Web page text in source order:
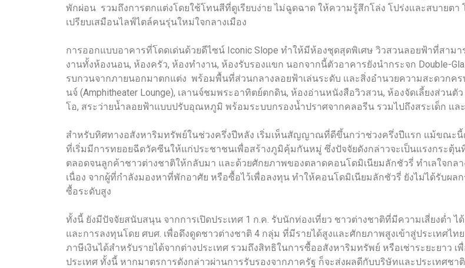
พักผ่อน รวมถึงการตกแต่งโดยใช้โทนสีที่ดูเรียบง่าย ไม่ฉูดฉาด ให้ความรู้สึกโล่ง โปร่งและสบายตา
เปรียบเสมือนไลฟ์ไตล์คนรุ่นใหม่ใจกลางเมือง
การออกแบบอาคารที่โดดเด่นด้วยดีไซน์ Iconic Slope ทำให้มีห้องชุดสุดพิเศษ วิวสวนลอยฟ้าที่สาม
งานทั้งห้องนอน, ห้องครัว, ห้องทำงาน, ห้องรับรองแขก นอกจากนี้ตัวอาคารยังนำกระจก Double-
รบกวนจากภายนอกมาตกแต่ง พร้อมพื้นที่ส่วนกลางลอยฟ้าเล่นระดับ และสิ่งอำนวยความสะดวกค
นจ์ (Amphitheater Lounge), เลานจ์ชมพระอาทิตย์ตกดิน, ห้องอ่านหนังสือวิวสวน, ห้องจัดเลี้ยงส่ว
โอ, สระว่ายน้ำลอยฟ้าแบบปรับอุณหภูมิ พร้อมระบบกรองน้ำปราศจากคลอรีน รวมไปถึงสระเด็ก แ
สำหรับทิศทางอสังหาริมทรัพย์ในช่วงครึ่งปีหลัง เริ่มเห็นสัญญาณที่ดีขึ้นกว่าช่วงครึ่งปีแรก แม้ขณะ
ที่เริ่มมีการทยอยฉีดวัคซีนให้แก่ประชาชนเพื่อสร้างภูมิคุ้มกันหมู่ ซึ่งปัจจัยดังกล่าวจะเป็นแรงกระตุ้
ตลอดจนลูกค้าชาวต่างชาติให้กลับมา และด้วยศักยภาพของตลาดคอนโดมิเนียมลักชัวรี่ ทำเลใจกล
เนื่อง จากผู้ที่กำลังมองหาที่พักอาศัย หรือซื้อไว้เพื่อลงทุน ทำให้คอนโดมิเนียมลักชัวรี่ ยังไม่ได้รับ
ซื้อระดับสูง
ทั้งนี้ ยังมีปัจจัยสนับสนุน จากการเปิดประเทศ 1 ก.ค. รับนักท่องเที่ยว ชาวต่างชาติที่มีความเสี่ยงต่ำ
และการลงทุนโดย ศบศ. เพื่อดึงดูดชาวต่างชาติ 4 กลุ่ม ที่มีรายได้สูงและศักยภาพสูงเข้าสู่ประเทศไ
ภาษีเงินได้สำหรับรายได้จากต่างประเทศ รวมถึงสิทธิในการซื้ออสังหาริมทรัพย์ หรือเช่าระยะยาว
ประเทศ ทั้งนี้ หากมาตรการดังกล่าวผ่านการรับรองจากภาครัฐ ก็จะส่งผลดีกับบริษัทและประเทศช